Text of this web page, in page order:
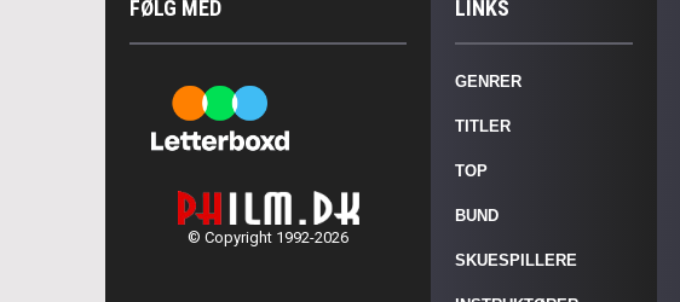
FØLG MED
© Copyright 1992-2026
LINKS
GENRER
TITLER
TOP
BUND
SKUESPILLERE